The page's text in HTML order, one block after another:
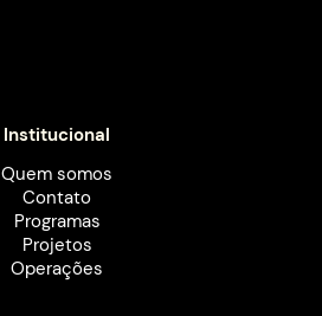
Institucional
Quem somos
Contato
Programas
Projetos
Operações